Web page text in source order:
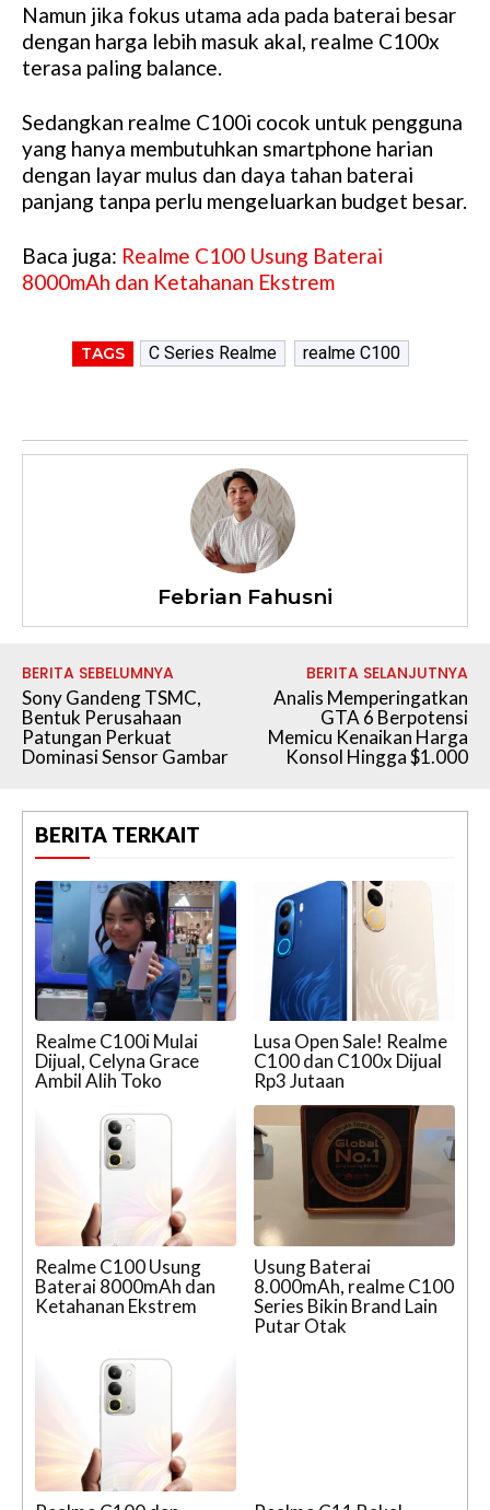
Namun jika fokus utama ada pada baterai besar
dengan harga lebih masuk akal, realme C100x
terasa paling balance.
Sedangkan realme C100i cocok untuk pengguna
yang hanya membutuhkan smartphone harian
dengan layar mulus dan daya tahan baterai
panjang tanpa perlu mengeluarkan budget besar.
Baca juga: Realme C100 Usung Baterai
8000mAh dan Ketahanan Ekstrem
TAGS C Series Realme realme C100
Febrian Fahusni
BERITA SEBELUMNYA
Sony Gandeng TSMC,
Bentuk Perusahaan
Patungan Perkuat
Dominasi Sensor Gambar
BERITA SELANJUTNYA
Analis Memperingatkan
GTA 6 Berpotensi
Memicu Kenaikan Harga
Konsol Hingga $1.000
BERITA TERKAIT
Realme C100i Mulai
Dijual, Celyna Grace
Ambil Alih Toko
Lusa Open Sale! Realme
C100 dan C100x Dijual
Rp3 Jutaan
Realme C100 Usung
Baterai 8000mAh dan
Ketahanan Ekstrem
Usung Baterai
8.000mAh, realme C100
Series Bikin Brand Lain
Putar Otak